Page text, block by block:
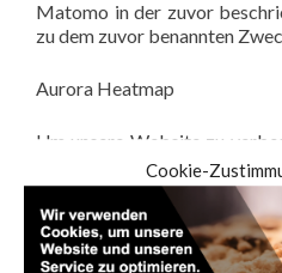
Cookie-
Matomo in der zuvor
zu dem zuvor benannten
Aurora Heatmap
Um unsere Website zu
das Plugin Aurora
Operation in Bezug auf
aufgezeichnete Daten
Qualitätsverbesserung
dieser Website.